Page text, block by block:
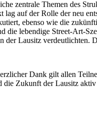
zentrale Themen des
auf der Rolle der neu
ebenso wie die
lebendige Street-Art-
Lausitz verdeutlichten.
Dank gilt allen
die Zukunft der Lausitz